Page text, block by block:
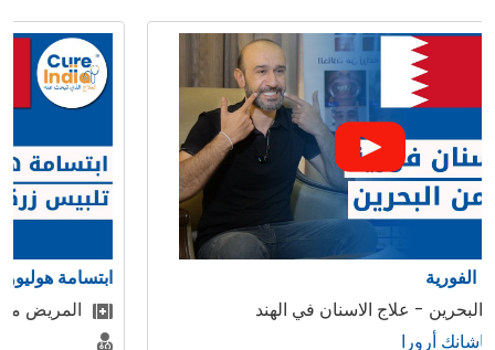
ابتسامة هوليوود ، تصميم الابتسامة
المريض من البحرين تحصل على ابتسامة هوليود